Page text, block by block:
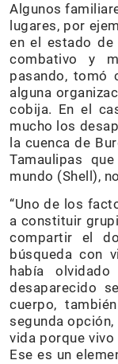
Algunos
lugares, por
en el estado de
combativo y
pasando, tomó
alguna
cobija. En el
mucho los
la cuenca de
Tamaulipas
mundo (Shell),
“Uno de los
a constituir
compartir el
búsqueda con
había
desaparecido
cuerpo,
segunda
vida porque
Ese es un